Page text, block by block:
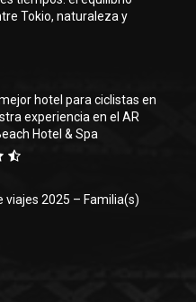
Tokio, naturaleza y
hotel para ciclistas en
experiencia en el AR
Hotel & Spa
viajes 2025 – Familia(s)